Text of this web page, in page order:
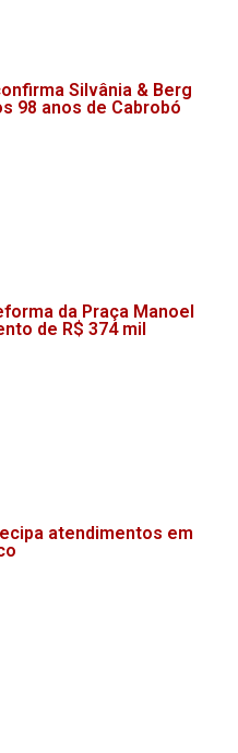
Silvânia & Berg
98 anos de Cabrobó
da Praça Manoel
de R$ 374 mil
atendimentos em